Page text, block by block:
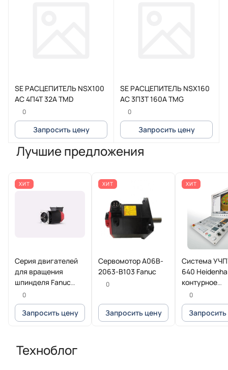
SE РАСЦЕПИТЕЛЬ NSX100
AC 4П4Т 32A TMD
0
Запросить цену
SE РАСЦЕПИТЕЛЬ NSX160
AC 3П3Т 160A TMG
0
Запросить цену
Лучшие предложения
ХИТ
Серия двигателей
для вращения
шпинделя Fanuc
Beta iI
0
Запросить цену
ХИТ
Сервомотор A06B-
2063-B103 Fanuc
0
Запросить цену
ХИТ
Система
640
контурное
управление
фрезерных и
фрезерно-
0
Техноблог